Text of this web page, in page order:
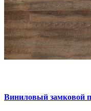
Виниловый замковой